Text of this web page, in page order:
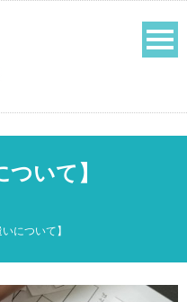
いて】
について】